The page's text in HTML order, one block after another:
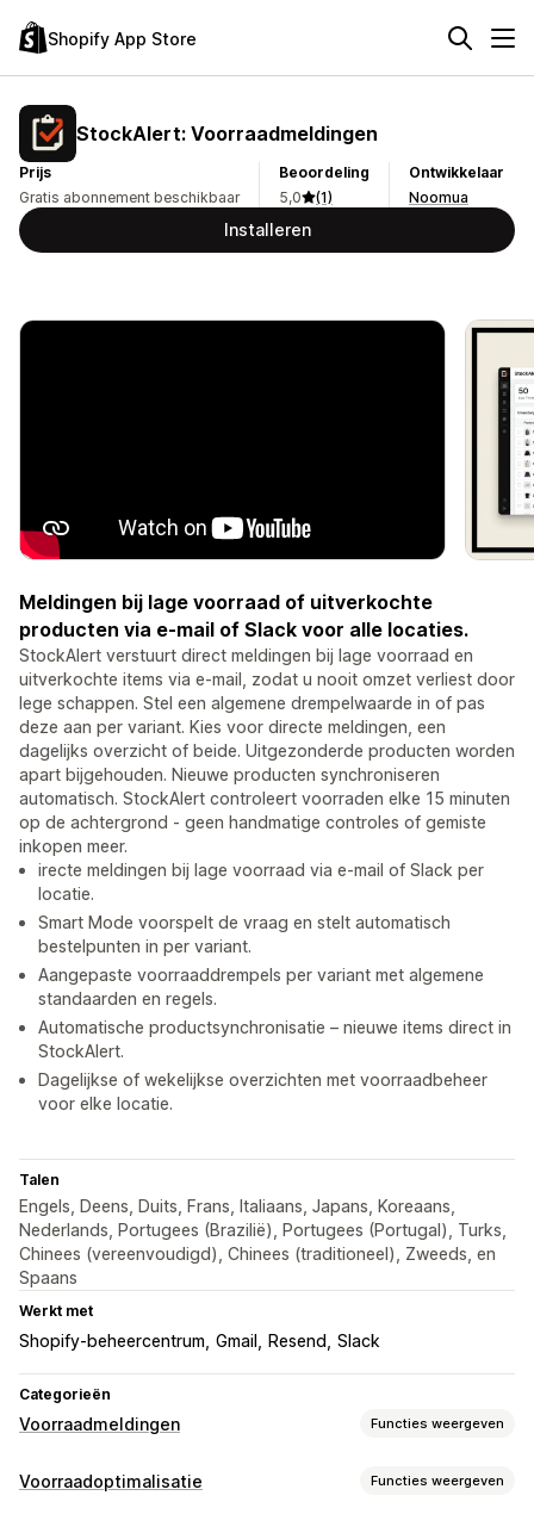
Shopify App Store
StockAlert: Voorraadmeldingen
Prijs
Gratis abonnement beschikbaar
Beoordeling
5,0
(1)
Ontwikkelaar
Noomua
Installeren
Meldingen bij lage voorraad of uitverkochte
producten via e-mail of Slack voor alle locaties.
StockAlert verstuurt direct meldingen bij lage voorraad en
uitverkochte items via e-mail, zodat u nooit omzet verliest door
lege schappen. Stel een algemene drempelwaarde in of pas
deze aan per variant. Kies voor directe meldingen, een
dagelijks overzicht of beide. Uitgezonderde producten worden
apart bijgehouden. Nieuwe producten synchroniseren
automatisch. StockAlert controleert voorraden elke 15 minuten
op de achtergrond - geen handmatige controles of gemiste
inkopen meer.
irecte meldingen bij lage voorraad via e-mail of Slack per
locatie.
Smart Mode voorspelt de vraag en stelt automatisch
bestelpunten in per variant.
Aangepaste voorraaddrempels per variant met algemene
standaarden en regels.
Automatische productsynchronisatie – nieuwe items direct in
StockAlert.
Dagelijkse of wekelijkse overzichten met voorraadbeheer
voor elke locatie.
Talen
Engels, Deens, Duits, Frans, Italiaans, Japans, Koreaans,
Nederlands, Portugees (Brazilië), Portugees (Portugal), Turks,
Chinees (vereenvoudigd), Chinees (traditioneel), Zweeds, en
Spaans
Werkt met
Shopify-beheercentrum Gmail Resend Slack
Categorieën
Voorraadmeldingen Functies weergeven
Meldingen
Voorraadoptimalisatie Functies weergeven